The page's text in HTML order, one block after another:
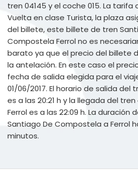
tren 04145 y el coche 015. La
Vuelta en clase Turista, la plaza
del billete, este billete de tren
Compostela Ferrol no es
barato ya que el precio del billete
la antelación. En este caso el
fecha de salida elegida para el
01/06/2017. El horario de salida del
es a las 20:21 h y la llegada del
Ferrol es a las 22:09 h. La duración
Santiago De Compostela a Ferrol
minutos.